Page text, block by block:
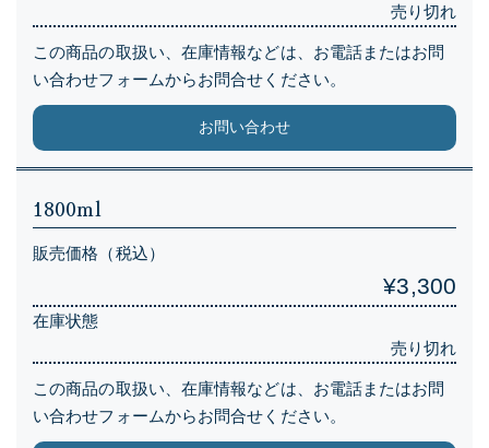
売り切れ
この商品の取扱い、在庫情報などは、お電話またはお問
い合わせフォームからお問合せください。
お問い合わせ
1800ml
販売価格（税込）
¥3,300
在庫状態
売り切れ
この商品の取扱い、在庫情報などは、お電話またはお問
い合わせフォームからお問合せください。